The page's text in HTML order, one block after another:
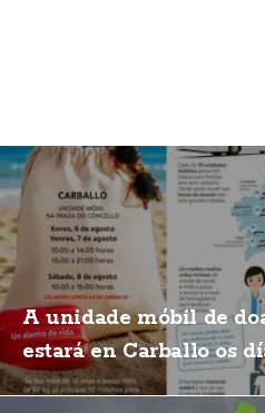
A unidade móbil de
estará en Carballo os